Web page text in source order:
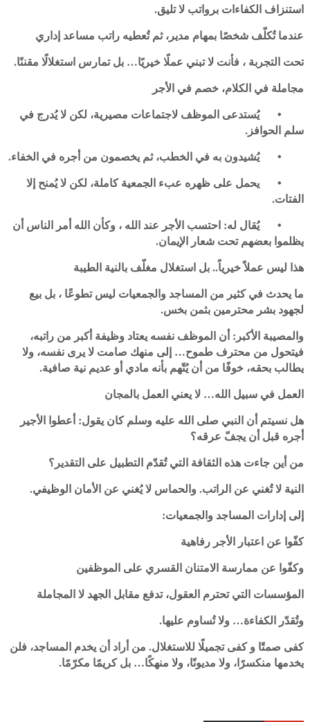
استنزاف الكفاءات برواتب لا تليق.
عندما تُكلّف شخصًا بمهام مدير، ثم تُعطيه راتب مساعد إداري
تحت التجربة ، فأنت لا تبني عملًا خيريًا… بل تمارس استغلالًا مقننًا.
مجاملة في الكلام، خصم في الأجر
•
يُستدعى الموظف لاجتماعات مصيرية، لكن لا يُدرج في
سلم الحوافز.
•
يُشيدون به في الخطب، ثم يخصمون من أجره في الخفاء.
•
يحمل على ظهره عبء الجمعية كاملة، لكن لا يُمنح إلا
الفتات.
•
يُقال له: احتسب الأجر عند الله ، وكأن الله أمر الناس أن
يظلموا بعضهم تحت شعار الإيمان.
هذا ليس عملاً خيرياً.. بل استغلال مغلّف بالنية الطيبة
ما يحدث في كثير من المساجد والجمعيات ليس تطوعًا ، بل بيع
لجهود بشر محترمين بثمن بخس.
والمصيبة الأكبر: أن الموظف نفسه يعتاد وظيفة أكبر من راتبه،
فيتحول من محترف طموح… إلى منهك صامت لا يرى نفسه، ولا
يطالب بحقه، خوفًا من أن يُتّهم بأنه مادي أو عديم نية صافية.
العمل في سبيل الله… لا يعني العمل بالمجان
هل نسيتم أن النبي صلى الله عليه وسلم كان يقول: أعطوا الأجير
أجره قبل أن يجفّ عرقه؟
من أين جاءت هذه الثقافة التي تُقدّم التطبيل على التقدير؟
النية لا تُغني عن الراتب. والحماس لا يُغني عن الأمان الوظيفي.
إلى إدارات المساجد والجمعيات:
كفّوا عن اعتبار الأجر رفاهية
وكفّوا عن ممارسة الامتنان القسري على الموظفين
المؤسسات التي تحترم العقول، تدفع مقابل الجهد لا المجاملة
وتُقدّر الكفاءة… ولا تُساوم عليها.
كفى صمتًا و كفى تجميلًا للاستغلال. من أراد أن يخدم المساجد، فلن
يخدمها منكسرًا، ولا مديونًا، ولا منهكًا… بل كريمًا مكرّمًا.